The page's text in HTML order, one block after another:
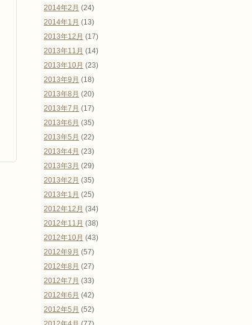
2014年2月 (24)
2014年1月 (13)
2013年12月 (17)
2013年11月 (14)
2013年10月 (23)
2013年9月 (18)
2013年8月 (20)
2013年7月 (17)
2013年6月 (35)
2013年5月 (22)
2013年4月 (23)
2013年3月 (29)
2013年2月 (35)
2013年1月 (25)
2012年12月 (34)
2012年11月 (38)
2012年10月 (43)
2012年9月 (57)
2012年8月 (27)
2012年7月 (33)
2012年6月 (42)
2012年5月 (52)